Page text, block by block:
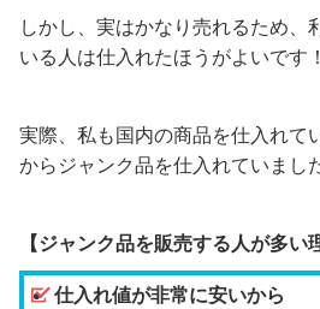
しかし、実はかなり売れるため、
いる人は仕入れたほうがよいです！
実際、私も国内の商品を仕入れて
からジャンク品を仕入れていまし
【ジャンク品を販売する人が多い
仕入れ値が非常に安いから